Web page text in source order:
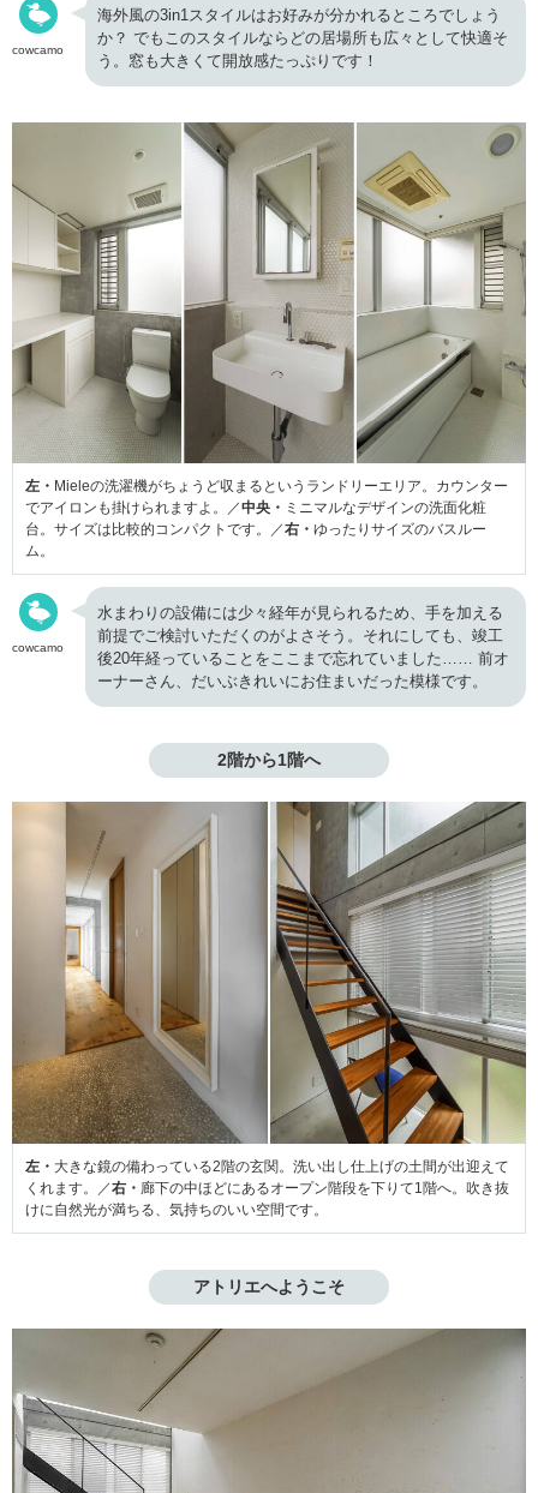
cowcamo
海外風の3in1スタイルはお好みが分かれるところでしょう
か？ でもこのスタイルならどの居場所も広々として快適そ
う。窓も大きくて開放感たっぷりです！
左・ Mieleの洗濯機がちょうど収まるというランドリーエリア。カウンター
でアイロンも掛けられますよ。／中央・ ミニマルなデザインの洗面化粧
台。サイズは比較的コンパクトです。／右・ ゆったりサイズのバスルー
ム。
cowcamo
水まわりの設備には少々経年が見られるため、手を加える
前提でご検討いただくのがよさそう。それにしても、竣工
後20年経っていることをここまで忘れていました…… 前オ
ーナーさん、だいぶきれいにお住まいだった模様です。
2階から1階へ
左・ 大きな鏡の備わっている2階の玄関。洗い出し仕上げの土間が出迎えて
くれます。／右・ 廊下の中ほどにあるオープン階段を下りて1階へ。吹き抜
けに自然光が満ちる、気持ちのいい空間です。
アトリエへようこそ